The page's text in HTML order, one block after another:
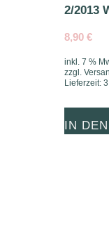
2/2013
8,90 €
inkl. 7 %
zzgl.
Lieferzeit:
IN